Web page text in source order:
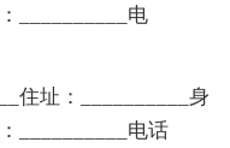
__________电
住址：__________身
__________电话